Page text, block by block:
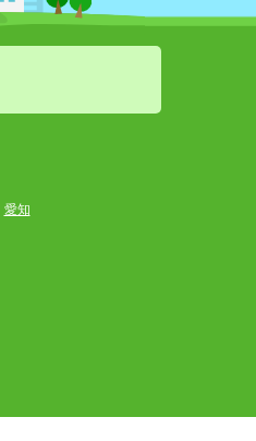
愛知